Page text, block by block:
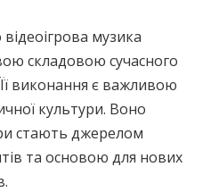
музика
складовою сучасного
виконання є важливою
культури. Воно
стають джерелом
та основою для нових